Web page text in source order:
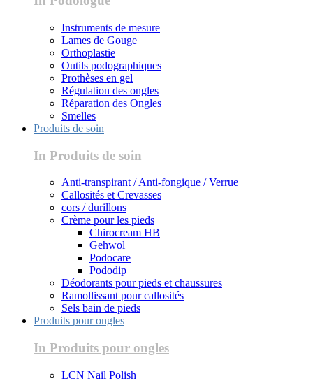
Instruments de mesure
Lames de Gouge
Orthoplastie
Outils podographiques
Prothèses en gel
Régulation des ongles
Réparation des Ongles
Smelles
Produits de soin
In Produits de soin
Anti-transpirant / Anti-fongique / Verrue
Callosités et Crevasses
cors / durillons
Crème pour les pieds
Chirocream HB
Gehwol
Podocare
Pododip
Déodorants pour pieds et chaussures
Ramollissant pour callosités
Sels bain de pieds
Produits pour ongles
In Produits pour ongles
LCN Nail Polish